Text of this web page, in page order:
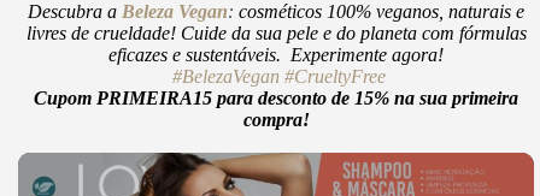
Descubra a Beleza Vegan: cosméticos 100% veganos, naturais e
livres de crueldade! Cuide da sua pele e do planeta com fórmulas
eficazes e sustentáveis. Experimente agora!
#BelezaVegan #CrueltyFree
Cupom PRIMEIRA15 para desconto de 15% na sua primeira
compra!